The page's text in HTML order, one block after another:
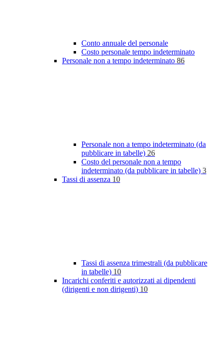
Conto annuale del personale
Costo personale tempo indeterminato
Personale non a tempo indeterminato 86
Personale non a tempo indeterminato (da
pubblicare in tabelle) 26
Costo del personale non a tempo
indeterminato (da pubblicare in tabelle) 3
Tassi di assenza 10
Tassi di assenza trimestrali (da pubblicare
in tabelle) 10
Incarichi conferiti e autorizzati ai dipendenti
(dirigenti e non dirigenti) 10